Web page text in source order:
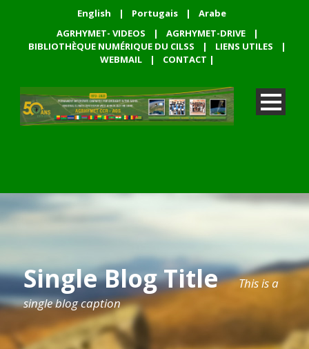
English | Portugais |
Arabe
AGRHYMET- VIDEOS
| AGRHYMET-DRIVE
|
BIBLIOTHÈQUE NUMÉRIQUE DU CILSS
| LIENS UTILES
|
WEBMAIL
| CONTACT |
Single Blog Title
This is a
single blog caption